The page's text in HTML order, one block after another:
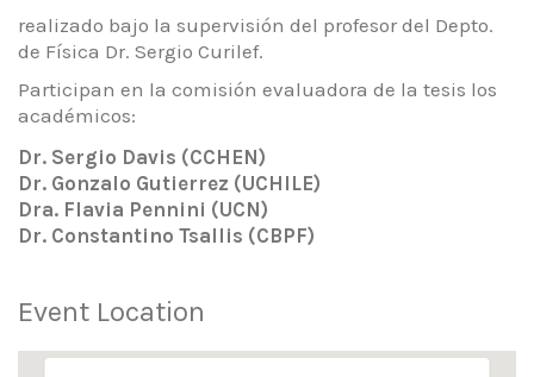
realizado bajo la supervisión del profesor del Depto.
de Física Dr. Sergio Curilef.
Participan en la comisión evaluadora de la tesis los
académicos:
Dr. Sergio Davis (CCHEN)
Dr. Gonzalo Gutierrez (UCHILE)
Dra. Flavia Pennini (UCN)
Dr. Constantino Tsallis (CBPF)
Event Location